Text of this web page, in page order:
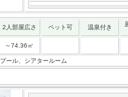
2人部屋広さ ペット可 温泉付き
～74.36㎡
プール、シアタールーム